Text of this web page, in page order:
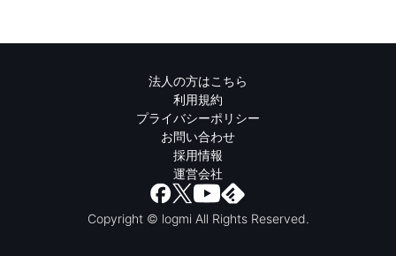
法人の方はこちら
利用規約
プライバシーポリシー
お問い合わせ
採用情報
運営会社
Copyright © logmi All Rights Reserved.